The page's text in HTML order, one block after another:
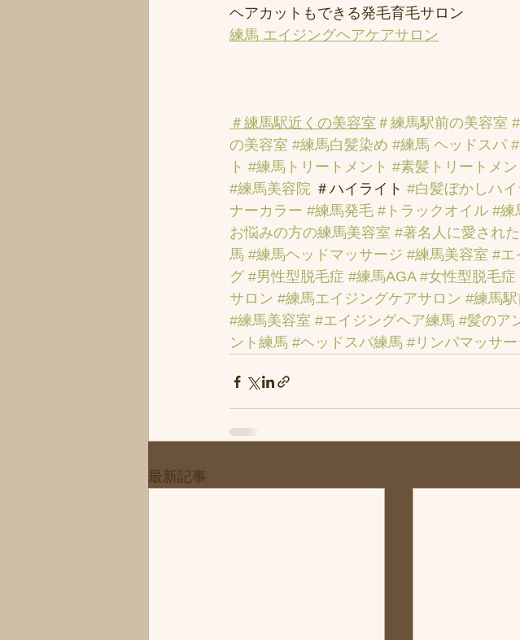
ヘアカットもできる発毛育毛サロン
練馬 エイジングヘアケアサロン
＃練馬駅近くの美容室 ＃練馬駅前の美容室
の美容室 #練馬白髪染め #練馬 ヘッドスパ
ト #練馬トリートメント #素髪トリートメン
#練馬美容院 ＃ハイライト #白髪ぼかしハイ
ナーカラー #練馬発毛 #トラックオイル #練
お悩みの方の練馬美容室 #著名人に愛され
馬 #練馬ヘッドマッサージ #練馬美容室 #エ
グ #男性型脱毛症 #練馬AGA #女性型脱毛症
サロン #練馬エイジングケアサロン #練馬
#練馬美容室 #エイジングヘア練馬 #髪のア
ント練馬 #ヘッドスパ練馬 #リンパマッサー
最新記事